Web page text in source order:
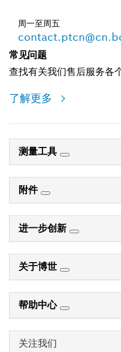
周一至周五
常见问题
查找有关我们售后服务各
了解更多
测量工具
附件
进一步创新
关于博世
帮助中心
关注我们